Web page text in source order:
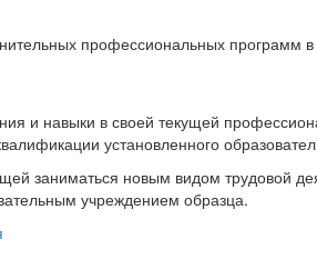
профессиональных программ
и навыки в своей текущей
установленного
заниматься новым видом трудовой
учреждением образца.